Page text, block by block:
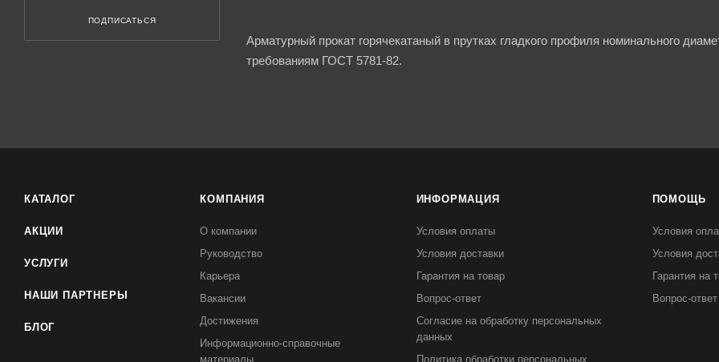
Арматурный прокат горячекатаный в прутках гладкого профиля номинального
требованиям ГОСТ 5781-82.
ПОДПИСАТЬСЯ
КАТАЛОГ
АКЦИИ
УСЛУГИ
НАШИ ПАРТНЕРЫ
БЛОГ
КОМПАНИЯ
О компании
Руководство
Карьера
Вакансии
Достижения
Информационно-справочные
материалы
ИНФОРМАЦИЯ
Условия оплаты
Условия доставки
Гарантия на товар
Вопрос-ответ
Согласие на обработку персональных
данных
Политика обработки персональных
ПОМОЩЬ
Условия
Условия
Гарантия на
Вопрос-ответ